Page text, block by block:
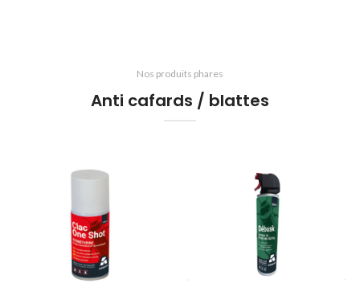
Nos produits phares
Anti cafards / blattes